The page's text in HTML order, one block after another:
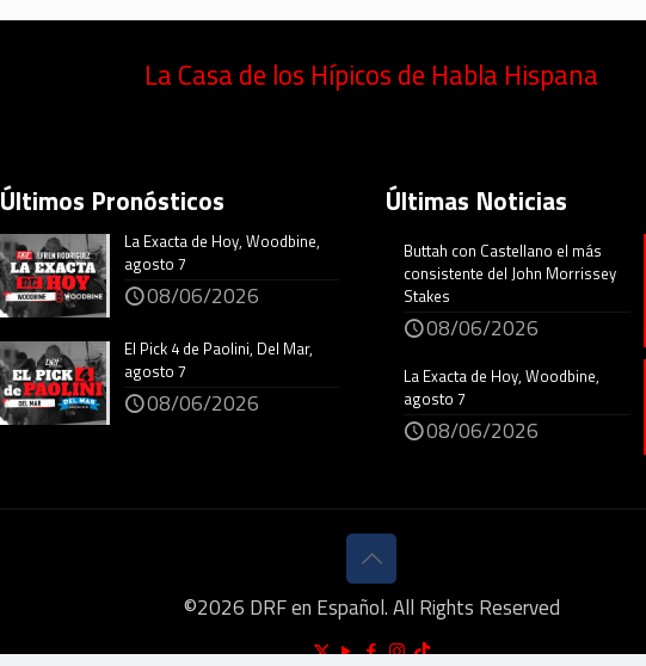
La Casa de los Hípicos de Habla Hispana
Últimos Pronósticos
La Exacta de Hoy, Woodbine,
agosto 7
08/06/2026
El Pick 4 de Paolini, Del Mar,
agosto 7
08/06/2026
Últimas Noticias
Buttah con Castellano el más
consistente del John Morrissey
Stakes
08/06/2026
La Exacta de Hoy, Woodbine,
agosto 7
08/06/2026
©2026 DRF en Español. All Rights Reserved